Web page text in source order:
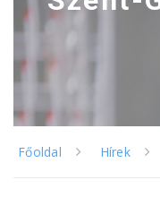
Főoldal Hírek